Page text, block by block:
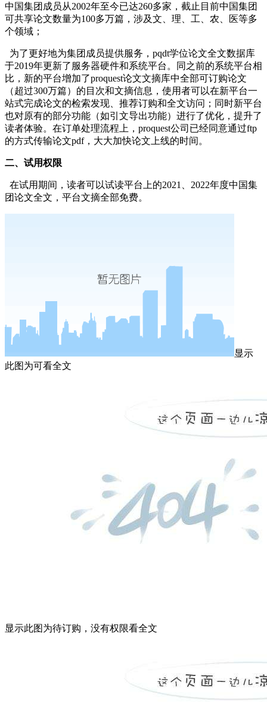
中国集团成员从2002年至今已达260多家，截止目前中国集团
可共享论文数量为100多万篇，涉及文、理、工、农、医等多
个领域；
为了更好地为集团成员提供服务，pqdt学位论文全文数据库
于2019年更新了服务器硬件和系统平台。同之前的系统平台相
比，新的平台增加了proquest论文文摘库中全部可订购论文
（超过300万篇）的目次和文摘信息，使用者可以在新平台一
站式完成论文的检索发现、推荐订购和全文访问；同时新平台
也对原有的部分功能（如引文导出功能）进行了优化，提升了
读者体验。在订单处理流程上，proquest公司已经同意通过ftp
的方式传输论文pdf，大大加快论文上线的时间。
二、试用权限
在试用期间，读者可以试读平台上的2021、2022年度中国集
团论文全文，平台文摘全部免费。
显示
此图为可看全文
显示此图为待订购，没有权限看全文